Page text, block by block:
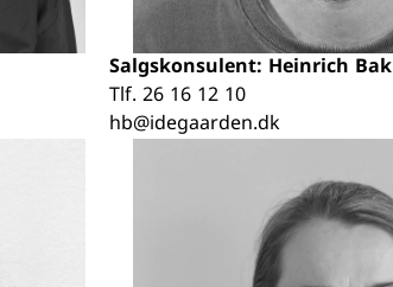
Salgskonsulent: Heinrich Bak
Tlf. 26 16 12 10
hb@idegaarden.dk